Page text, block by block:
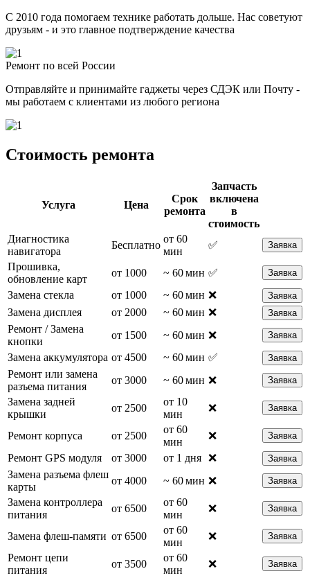
С 2010 года помогаем технике работать дольше. Нас советуют
друзьям - и это главное подтверждение качества
Ремонт по всей России
Отправляйте и принимайте гаджеты через СДЭК или Почту -
мы работаем с клиентами из любого региона
Стоимость ремонта
Услуга Цена
Срок
ремонта
Запчасть
включена
в
стоимость
Диагностика
навигатора
Бесплатно
от 60
мин
✅ Заявка
Прошивка,
обновление карт
от 1000 ~ 60 мин ✅ Заявка
Замена стекла от 1000 ~ 60 мин ❌ Заявка
Замена дисплея от 2000 ~ 60 мин ❌ Заявка
Ремонт / Замена
кнопки
от 1500 ~ 60 мин ❌ Заявка
Замена аккумулятора от 4500 ~ 60 мин ✅ Заявка
Ремонт или замена
разъема питания
от 3000 ~ 60 мин ❌ Заявка
Замена задней
крышки
от 2500
от 10
мин
❌ Заявка
Ремонт корпуса от 2500
от 60
мин
❌ Заявка
Ремонт GPS модуля от 3000 от 1 дня ❌ Заявка
Замена разъема флеш
карты
от 4000 ~ 60 мин ❌ Заявка
Замена контроллера
питания
от 6500
от 60
мин
❌ Заявка
Замена флеш-памяти от 6500
от 60
мин
❌ Заявка
Ремонт цепи
питания
от 3500
от 60
мин
❌ Заявка